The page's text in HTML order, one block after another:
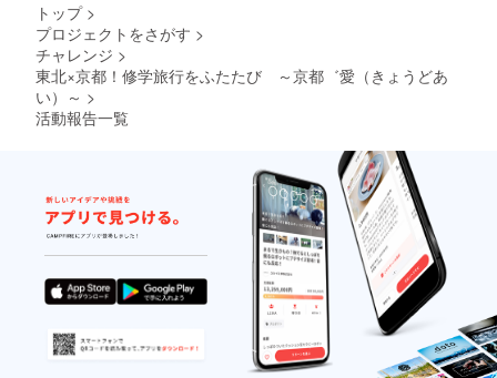
トップ >
プロジェクトをさがす >
チャレンジ >
東北×京都！修学旅行をふたたび ～京都゛愛（きょうどあ
い）～ >
活動報告一覧